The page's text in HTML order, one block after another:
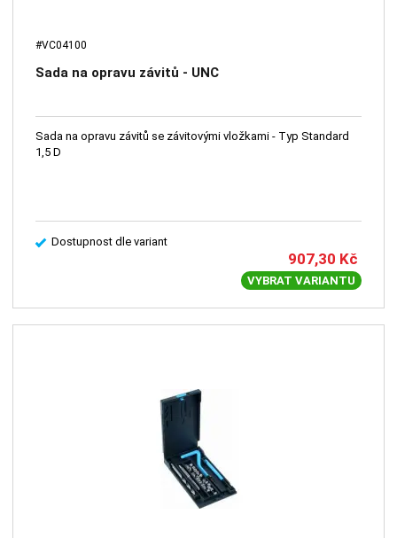
#VC04100
Sada na opravu závitů - UNC
Sada na opravu závitů se závitovými vložkami - Typ Standard
1,5 D
Dostupnost dle variant
907,30 Kč
VYBRAT VARIANTU